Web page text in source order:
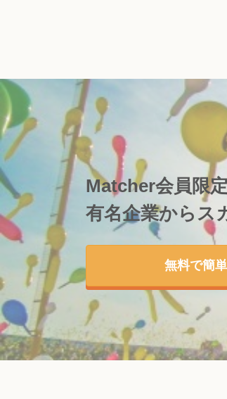
Matcher会員限
有名企業からス
無料で簡